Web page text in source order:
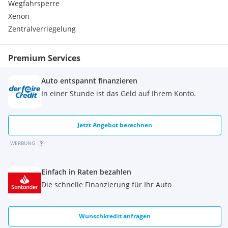
Türverkleidungen (vorne / hinten), Synthetic-Leder
Vordersitzlehne mit rückwärtiger Tasche (Beifahrer)
Extras:
Multifunktionslenkrad
Bluetooth
Schiebedach
Regensensor
Traktionskontrolle
Diesel-Partikel-Filter
Klimaautomatik
Elektr. Bremskraftverteilung
Elektronisches Stabilitätsprogramm
Nebelscheinwerfer
Bordcomputer
Wegfahrsperre
Xenon
Zentralverriegelung
Premium Services
Auto entspannt finanzieren
In einer Stunde ist das Geld auf Ihrem Konto.
Jetzt Angebot berechnen
WERBUNG
Einfach in Raten bezahlen
Die schnelle Finanzierung für Ihr Auto
Wunschkredit anfragen